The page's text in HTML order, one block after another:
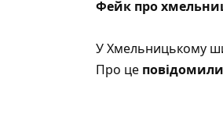
Фейк про
У Хмельницькому
Про це повідомили